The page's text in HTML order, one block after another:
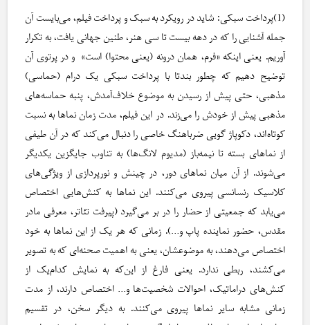
(1)پرداخت سبکی: شاید در رویکرد به سبک و پرداخت فیلم، می‌بایست آن
جمله آشنایی را که در دهه بیست تا سی هنر، طنین جهانی یافت، به تکرار
آوریم. یعنی اینکه «فرم، همان درونه (یعنی محتوا) است» و در پرتوی آن
توضیح دهیم که چطور بندتا با پرداخت سبکی یک درام (حماسی)
مذهبی، حتی پیش از رسیدن به موضوع خلاف‌آمدش، پنبه حماسه‌های
مذهبی پیش از خودش را می‌زند. در این فیلم، مدت زمان نماها به نسبت
کوتاه‌اند، دکوپاژ گویی ضرباهنگ خاصی را دنبال می‌کند که در آن طیفی
از نماهای بسته تا نیمه‌باز (مدیوم لانگ‌ها) به تناوب جایگزین یکدیگر
می‌شوند. از آن میان نماهای دور، در چینش و نورپردازی از ویژگی‌های
کلاسیک رنسانسی پیروی می‌کنند. این نماها به کنش‌هایی اختصاص
می‌یابد که جمعیتی از حضار را در بر می‌گیرد (پیرفت تئاتر، معرفی مادر
مقدس، حضور نماینده پاپ و…). زمانی که هر یک از این نماها به خود
اختصاص می‌دهند، به موضوعشان، یعنی به اهمیت صحنه‌ای که به تصویر
می‌کشند، ربطی ندارد. یعنی فارغ از این‌که به نمایش کدام‌یک از
کنش‌های دراماتیک، احوالات شخصیت‌ها و… اختصاص دارند، از مدت
زمانی مشابه سایر نماها پیروی می‌کنند. به دیگر سخن، در تقسیم